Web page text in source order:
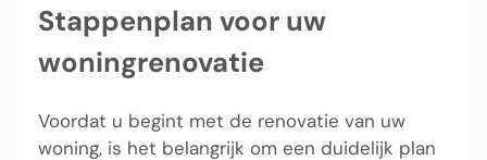
Stappenplan voor uw
woningrenovatie
Voordat u begint met de renovatie van uw
woning, is het belangrijk om een duidelijk plan